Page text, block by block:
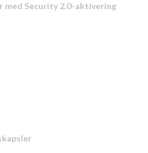
Security 2.0-aktivering